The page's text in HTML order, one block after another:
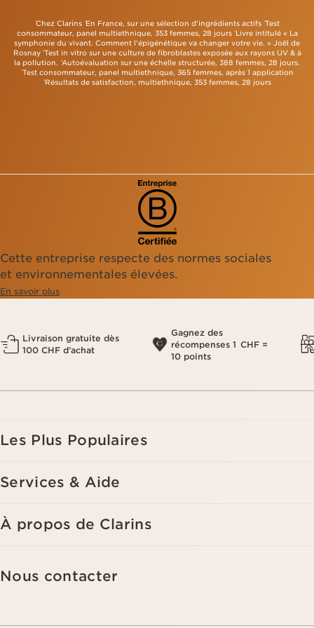
d'ingrédients anti-âge qui donne à votre peau
un aspect plus jeune et plus éclatant. La texture
du sérum pénètre rapidement, ce qui le rend facile
à utiliser. Le Double Serum agit en harmonie avec
les fonctions naturelles de votre peau, en lui apportant
hydratation, nutrition et protection. Pour des résultats
¹Chez Clarins ²En France, sur une sélection d'ingrédients actifs ³Test
consommateur, panel multiethnique, 353 femmes, 28 jours ⁴Livre intitulé « La
symphonie du vivant. Comment l'épigénétique va changer votre vie. » Joël de
Rosnay ⁵Test in vitro sur une culture de fibroblastes exposée aux rayons UV & à
la pollution.
⁶Autoévaluation sur une échelle structurée, 388 femmes, 28 jours.
⁷Test consommateur, panel multiethnique, 365 femmes, après 1 application
⁸Résultats de satisfaction, multiethnique, 353 femmes, 28 jours
Cette entreprise respecte des normes sociales
et environnementales élevées.
En savoir plus
Livraison gratuite dès
100 CHF d’achat
Gagnez des
récompenses 1 CHF =
10 points
Les Plus Populaires
Services & Aide
À propos de Clarins
Nous contacter